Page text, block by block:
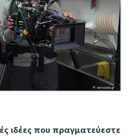
ιδέες που πραγματεύεστε